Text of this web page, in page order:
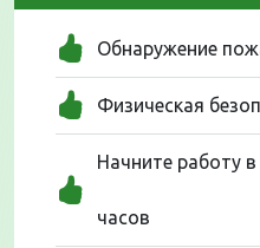
Обнаружение
Физическая
Начните работу в
часов